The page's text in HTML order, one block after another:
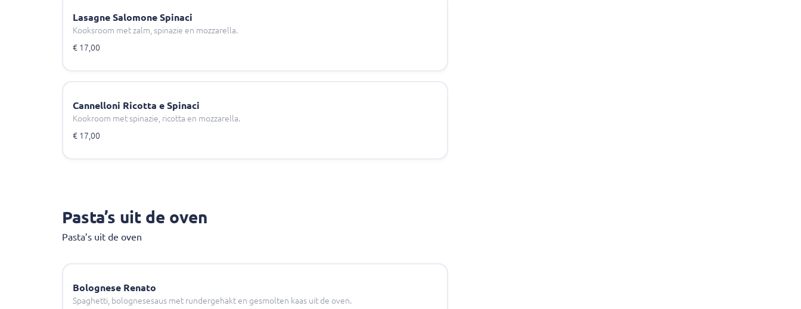
Lasagne Salomone Spinaci
Kooksroom met zalm, spinazie en mozzarella.
€ 17,00
Cannelloni Ricotta e Spinaci
Kookroom met spinazie, ricotta en mozzarella.
€ 17,00
Pasta’s uit de oven
Pasta’s uit de oven
Bolognese Renato
Spaghetti, bolognesesaus met rundergehakt en gesmolten kaas uit de oven.